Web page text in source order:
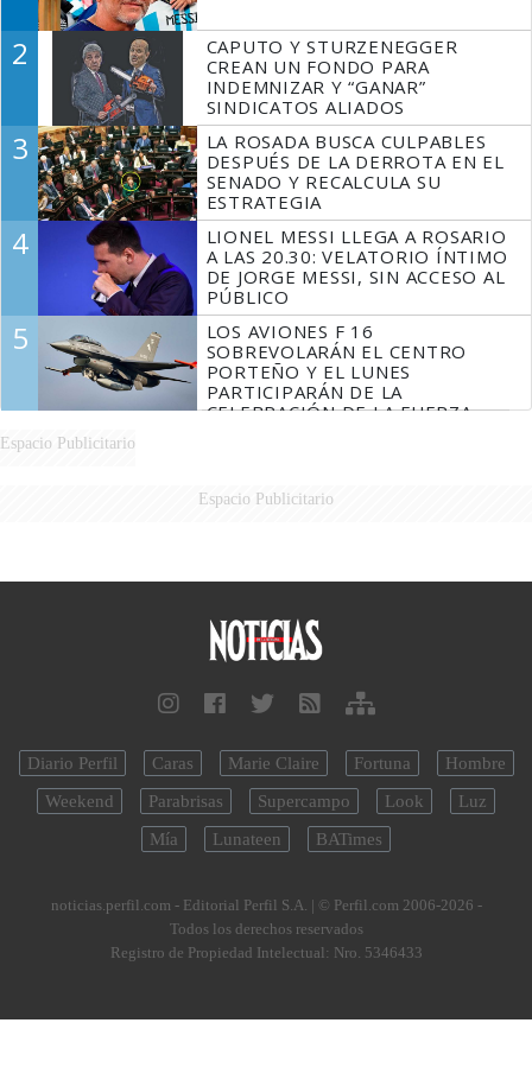
2
CAPUTO Y STURZENEGGER
CREAN UN FONDO PARA
INDEMNIZAR Y “GANAR”
SINDICATOS ALIADOS
3
LA ROSADA BUSCA CULPABLES
DESPUÉS DE LA DERROTA EN EL
SENADO Y RECALCULA SU
ESTRATEGIA
4
LIONEL MESSI LLEGA A ROSARIO
A LAS 20.30: VELATORIO ÍNTIMO
DE JORGE MESSI, SIN ACCESO AL
PÚBLICO
5
LOS AVIONES F 16
SOBREVOLARÁN EL CENTRO
PORTEÑO Y EL LUNES
PARTICIPARÁN DE LA
CELEBRACIÓN DE LA FUERZA
Espacio Publicitario
Espacio Publicitario
Diario Perfil Caras Marie Claire Fortuna
Hombre
Weekend
Parabrisas Supercampo Look
Luz
Mía
Lunateen BATimes
noticias.perfil.com - Editorial Perfil S.A. | © Perfil.com 2006-2026 -
Todos los derechos reservados
Registro de Propiedad Intelectual: Nro. 5346433